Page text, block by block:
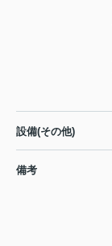
設備(その他)
備考